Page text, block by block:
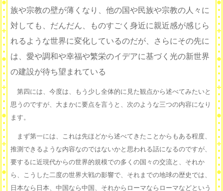
族や宗教の壁が薄くなり、他の国や民族や宗教の人々に
対しても、だんだん、ものすごく身近に親近感が感じら
れるような世界に変化しているのだが、さらにその先に
は、愛や調和や幸福や繁栄のイデアに基づく光の新世界
の建設が待ち望まれている
第四には、今度は、もう少し全体的に見た観点から述べてみたいと
思うのですが、大まかに要点を言うと、次のような三つの内容になり
ます。
まず第一には、これは先ほどから述べてきたことからもある程度、
推測できるような内容なのではないかと思われる話になるのですが、
要するに近現代からの世界的規模での多くの国々の交流と、それか
ら、こうした二度の世界大戦の影響で、それまでの地球の歴史では、
日本なら日本、中国なら中国、それからローマならローマなどという